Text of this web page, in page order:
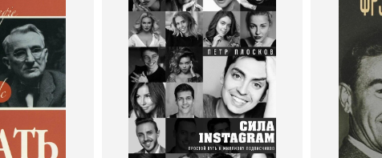
Дейл Карнеги
Попурри, Минск
Сила Instagram. Простой
путь к миллиону
подписчиков
Автор
Петр Плосков
Издательство
Бомбора
В корзину
Как
В